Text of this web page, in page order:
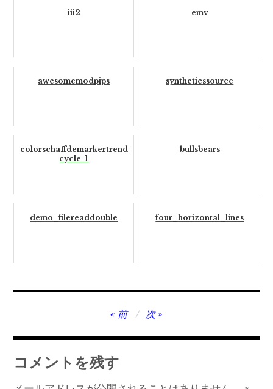
iii2 emv
awesomemodpips syntheticssource
colorschaffdemarkertrend
cycle-1
bullsbears
demo_filereaddouble four_horizontal_lines
稿
ナ
ビ
前 次
コメントを残す